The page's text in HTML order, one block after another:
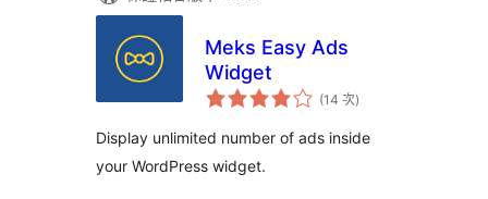
Meks Easy Ads
Widget
(14 次評
分
數
)
Display unlimited number of ads inside
your WordPress widget.